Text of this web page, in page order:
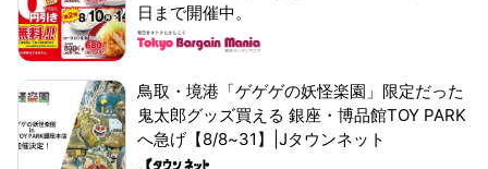
日まで開催中。
鳥取・境港「ゲゲゲの妖怪楽園」限定だった
鬼太郎グッズ買える 銀座・博品館TOY PARK
へ急げ【8/8~31】|Jタウンネット